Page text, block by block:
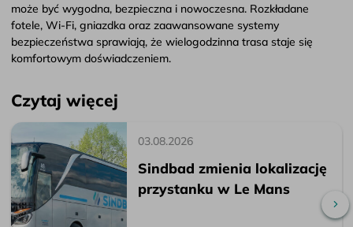
może być wygodna, bezpieczna i nowoczesna. Rozkładane
fotele, Wi-Fi, gniazdka oraz zaawansowane systemy
bezpieczeństwa sprawiają, że wielogodzinna trasa staje się
komfortowym doświadczeniem.
Czytaj więcej
03.08.2026
Sindbad zmienia lokalizację
przystanku w Le Mans